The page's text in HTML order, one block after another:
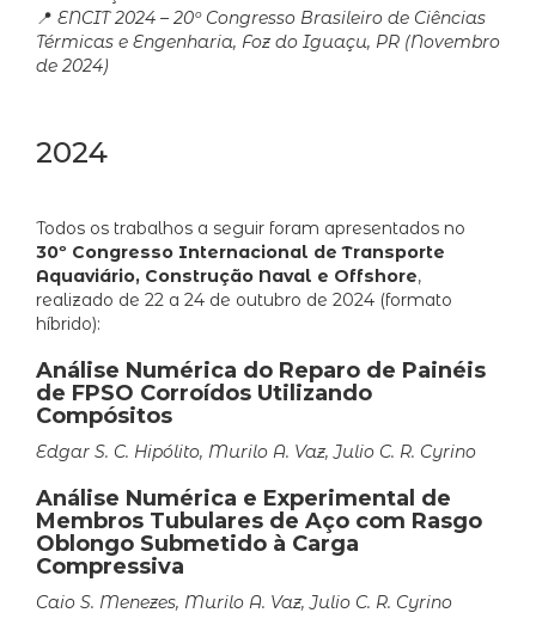
📍 ENCIT 2024 – 20º Congresso Brasileiro de Ciências
Térmicas e Engenharia, Foz do Iguaçu, PR (Novembro
de 2024)
2024
Todos os trabalhos a seguir foram apresentados no
30º Congresso Internacional de Transporte
Aquaviário, Construção Naval e Offshore,
realizado de 22 a 24 de outubro de 2024 (formato
híbrido):
Análise Numérica do Reparo de Painéis
de FPSO Corroídos Utilizando
Compósitos
Edgar S. C. Hipólito, Murilo A. Vaz, Julio C. R. Cyrino
Análise Numérica e Experimental de
Membros Tubulares de Aço com Rasgo
Oblongo Submetido à Carga
Compressiva
Caio S. Menezes, Murilo A. Vaz, Julio C. R. Cyrino